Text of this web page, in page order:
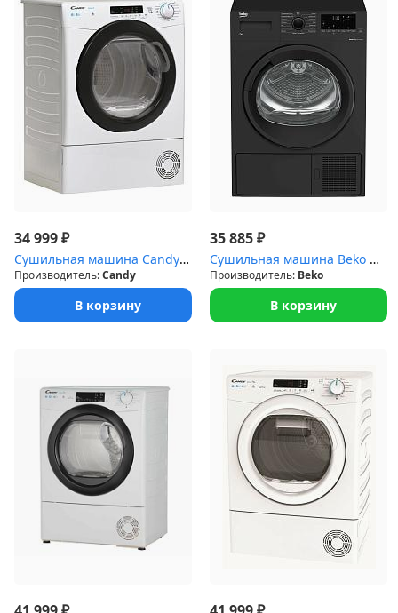
34 999₽
Сушильная машина Candy CSE C10DBGX-07 (10кг.58,5см.16прогр)
Производитель:Candy
В корзину
35 885₽
Сушильная машина Beko DF7412GB (Тепловой насос:15 прогр.A++загр.:...
Производитель: Beko
В корзину